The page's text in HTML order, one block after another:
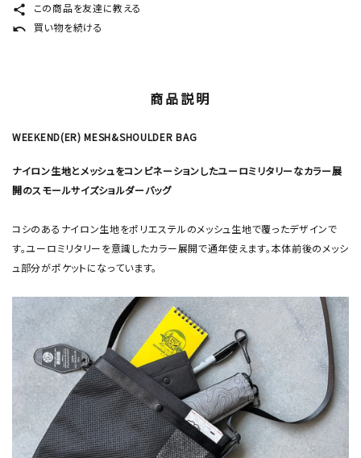
share この商品を友達に教える
undo 買い物を続ける
商品説明
WEEKEND(ER) MESH&SHOULDER BAG
ナイロン生地とメッシュをコンビネーションしたユーロミリタリーなカラー展
開のスモールサイズショルダーバッグ
コシのあるナイロン生地をポリエステルのメッシュ生地で覆ったデザインで
す。ユーロミリタリーを意識したカラー展開で通年使えます。本体前後のメッシ
ュ部分がポケットになっています。